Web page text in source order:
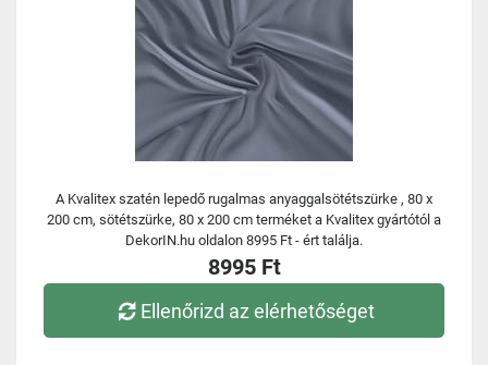
A Kvalitex szatén lepedő rugalmas anyaggalsötétszürke , 80 x
200 cm, sötétszürke, 80 x 200 cm terméket a Kvalitex gyártótól a
DekorIN.hu oldalon 8995 Ft - ért találja.
8995 Ft
Ellenőrizd az elérhetőséget